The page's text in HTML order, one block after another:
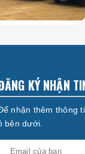
KÝ NHẬN
nhận thêm thông
bên dưới.